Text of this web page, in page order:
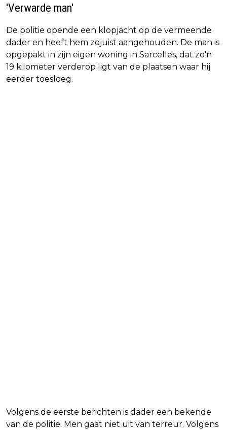
'Verwarde man'
De politie opende een klopjacht op de vermeende
dader en heeft hem zojuist aangehouden. De man is
opgepakt in zijn eigen woning in Sarcelles, dat zo'n
19 kilometer verderop ligt van de plaatsen waar hij
eerder toesloeg.
Volgens de eerste berichten is dader een bekende
van de politie. Men gaat niet uit van terreur. Volgens